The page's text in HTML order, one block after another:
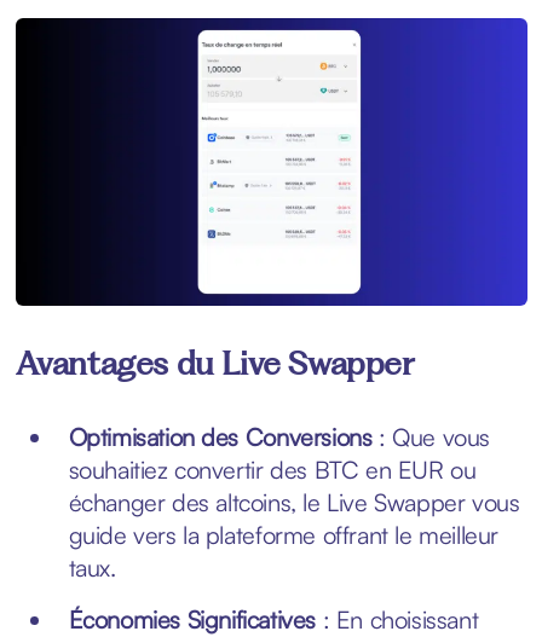
Avantages du Live Swapper
Optimisation des Conversions: Que vous
souhaitiez convertir des BTC en EUR ou
échanger des altcoins, le Live Swapper vous
guide vers la plateforme offrant le meilleur
taux.
Économies Significatives: En choisissant